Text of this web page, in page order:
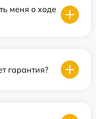
меня о ходе
гарантия?